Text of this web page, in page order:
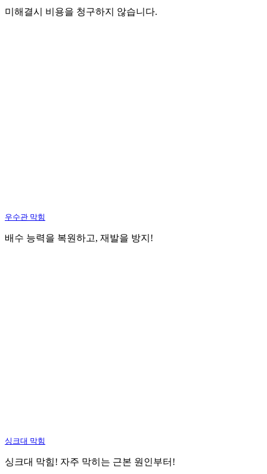
미해결시 비용을 청구하지 않습니다.
우수관 막힘
배수 능력을 복원하고, 재발을 방지!
싱크대 막힘
싱크대 막힘! 자주 막히는 근본 원인부터!